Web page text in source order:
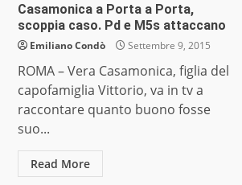
Casamonica a Porta a Porta,
scoppia caso. Pd e M5s attaccano
Emiliano Condò Settembre 9, 2015
ROMA – Vera Casamonica, figlia del
capofamiglia Vittorio, va in tv a
raccontare quanto buono fosse
suo...
Read More